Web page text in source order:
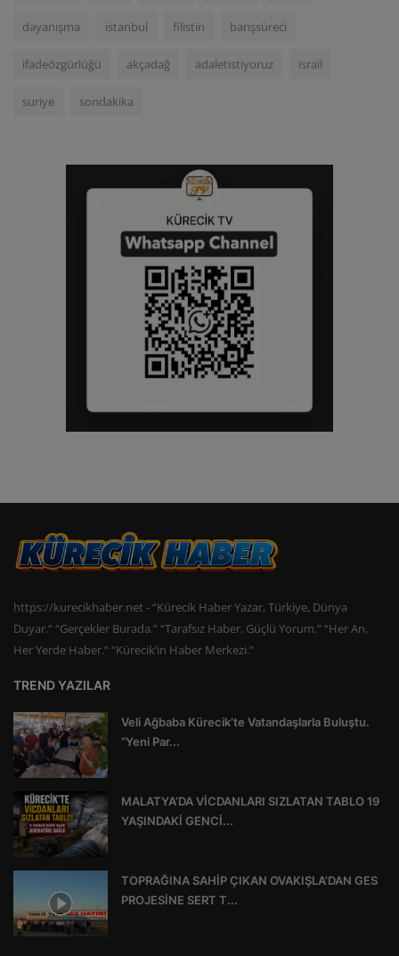
dayanışma istanbul filistin barışsüreci
ifadeözgürlüğü akçadağ adaletistiyoruz israil
suriye sondakika
https://kurecikhaber.net - “Kürecik Haber Yazar, Türkiye, Dünya
Duyar.” “Gerçekler Burada.” “Tarafsız Haber, Güçlü Yorum.” “Her An,
Her Yerde Haber.” “Kürecik’in Haber Merkezi.”
TREND YAZILAR
Veli Ağbaba Kürecik’te Vatandaşlarla Buluştu.
“Yeni Par...
MALATYA’DA VİCDANLARI SIZLATAN TABLO 19
YAŞINDAKİ GENCİ...
TOPRAĞINA SAHİP ÇIKAN OVAKIŞLA’DAN GES
PROJESİNE SERT T...